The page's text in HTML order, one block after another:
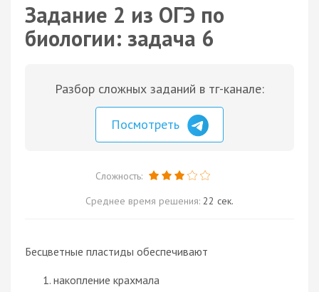
Задание 2 из ОГЭ по
биологии: задача 6
Разбор сложных заданий в тг-канале:
Посмотреть
Сложность:
Среднее время решения: 22 сек.
Бесцветные пластиды обеспечивают
накопление крахмала